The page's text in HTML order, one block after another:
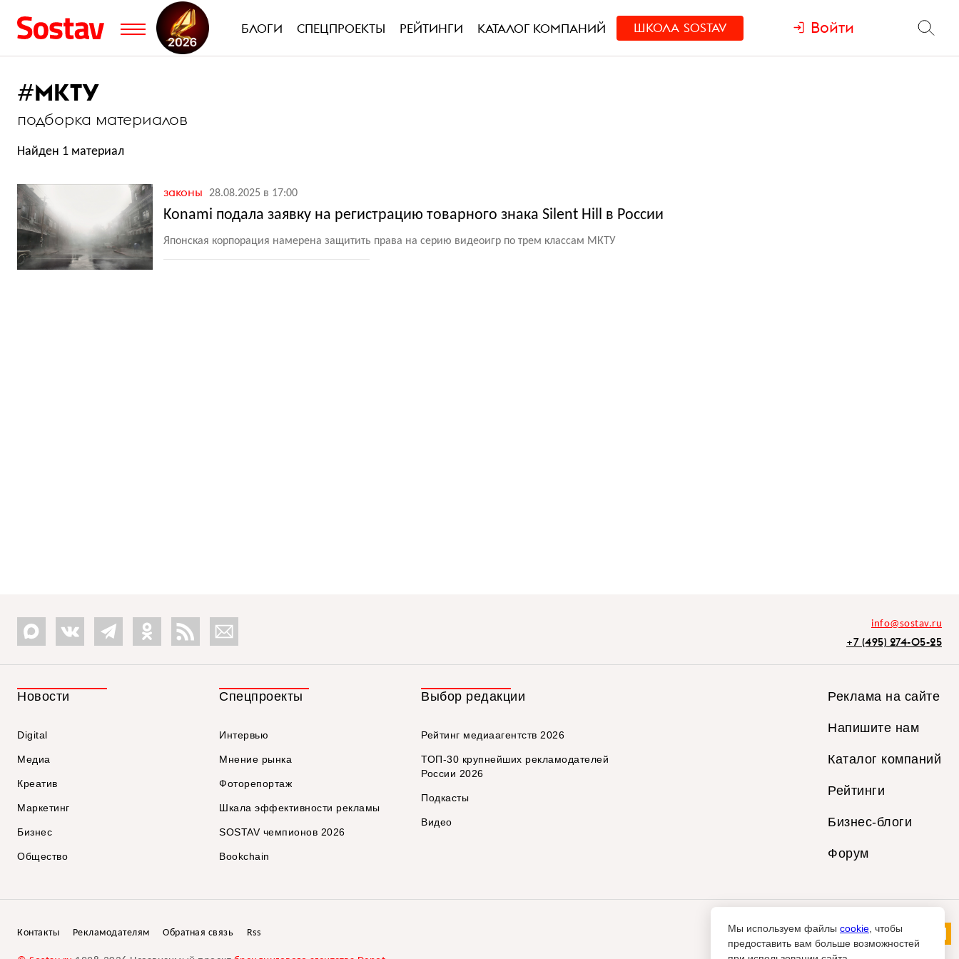
БЛОГИ СПЕЦПРОЕКТЫ РЕЙТИНГИ КАТАЛОГ КОМПАНИЙ ШКОЛА SOSTAV Войти
#МКТУ
подборка материалов
Найден 1 материал
законы 28.08.2025 в 17:00
Konami подала заявку на регистрацию товарного знака Silent Hill в России
Японская корпорация намерена защитить права на серию видеоигр по трем классам МКТУ
info@sostav.ru
+7 (495) 274-05-25
Новости
Digital
Медиа
Креатив
Маркетинг
Бизнес
Общество
Спецпроекты
Интервью
Мнение рынка
Фоторепортаж
Шкала эффективности рекламы
SOSTAV чемпионов 2026
Bookchain
Выбор редакции
Рейтинг медиаагентств 2026
ТОП-30 крупнейших рекламодателей
России 2026
Подкасты
Видео
Реклама на сайте
Напишите нам
Каталог компаний
Рейтинги
Бизнес-блоги
Форум
Контакты Рекламодателям Обратная связь Rss Мы используем файлы cookie , чтобы
предоставить вам больше возможностей